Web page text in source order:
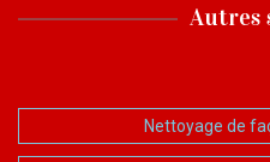
Autres
Nettoyage de